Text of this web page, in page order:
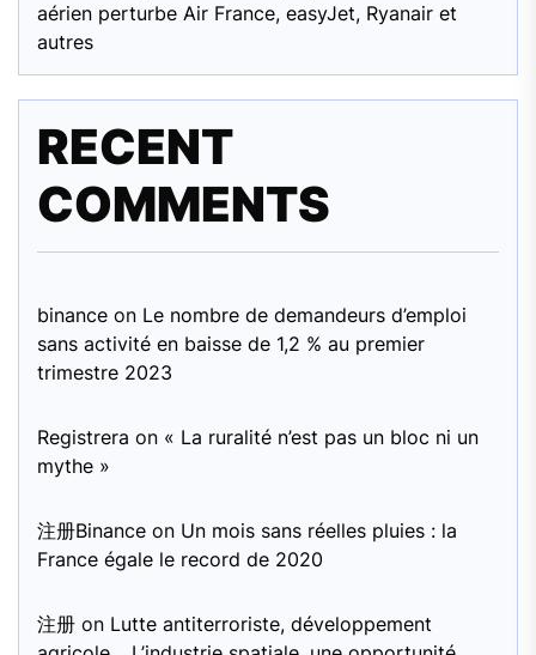
aérien perturbe Air France, easyJet, Ryanair et
autres
RECENT
COMMENTS
binance on Le nombre de demandeurs d’emploi
sans activité en baisse de 1,2 % au premier
trimestre 2023
Registrera on « La ruralité n’est pas un bloc ni un
mythe »
注册Binance on Un mois sans réelles pluies : la
France égale le record de 2020
注册 on Lutte antiterroriste, développement